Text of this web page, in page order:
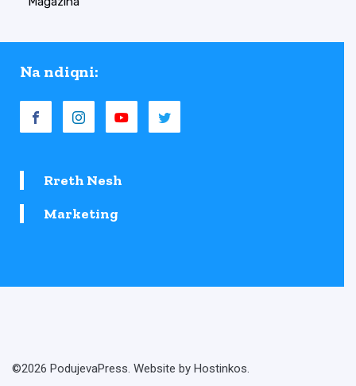
Na ndiqni:
Rreth Nesh
Marketing
©2026 PodujevaPress. Website by Hostinkos.